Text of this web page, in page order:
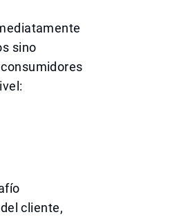
sino
cliente,